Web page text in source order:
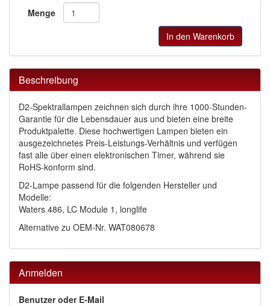
Menge
In den Warenkorb
Beschreibung
D2-Spektrallampen zeichnen sich durch ihre 1000-Stunden-
Garantie für die Lebensdauer aus und bieten eine breite
Produktpalette. Diese hochwertigen Lampen bieten ein
ausgezeichnetes Preis-Leistungs-Verhältnis und verfügen
fast alle über einen elektronischen Timer, während sie
RoHS-konform sind.
D2-Lampe passend für die folgenden Hersteller und
Modelle:
Waters 486, LC Module 1, longlife
Alternative zu OEM-Nr. WAT080678
Anmelden
Benutzer oder E-Mail